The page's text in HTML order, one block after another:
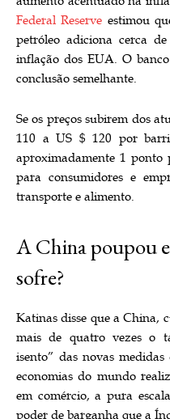
Federal Reserve estimou
petróleo adiciona cerca
inflação dos EUA. O
conclusão semelhante.
Se os preços subirem dos
110 a US $ 120 por
aproximadamente 1 ponto
para consumidores e
transporte e alimento.
A China poupou
sofre?
Katinas disse que a China,
mais de quatro vezes o
isento” das novas
economias do mundo
em comércio, a pura
poder de barganha que a